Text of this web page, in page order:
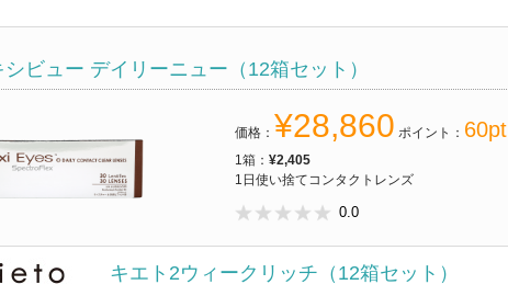
シビュー デイリーニュー（12箱セット）
価格： ¥28,860 ポイント： 60pt
1箱： ¥2,405
1日使い捨てコンタクトレンズ
0.0
キエト2ウィークリッチ（12箱セット）